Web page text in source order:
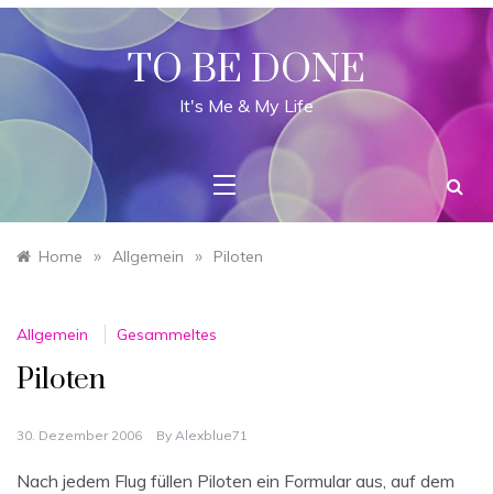
Skip
content
TO BE DONE
It's Me & My Life
Home » Allgemein » Piloten
Allgemein Gesammeltes
Piloten
30. Dezember 2006 By Alexblue71
Nach jedem Flug füllen Piloten ein Formular aus, auf dem